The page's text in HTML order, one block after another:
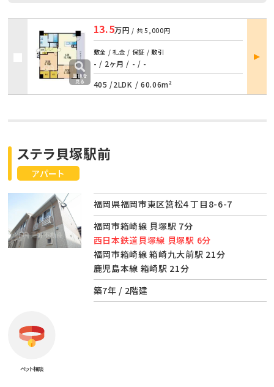
13.5万円 / 共5,000円
敷金 / 礼金 / 保証 / 敷引
- / 2ヶ月 / - / -
405 /2LDK / 60.06m²
部屋
詳細
アパート
ステラ貝塚駅前
福岡県福岡市東区筥松４丁目8-6-7
福岡市箱崎線 貝塚駅 7分
西日本鉄道貝塚線 貝塚駅 6分
福岡市箱崎線 箱崎九大前駅 21分
鹿児島本線 箱崎駅 21分
築7年 / 2階建
ペット相談